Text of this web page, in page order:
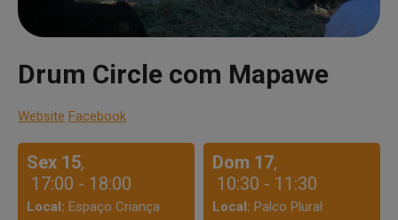
Drum Circle com Mapawe
Website Facebook
Sex 15,
17:00 - 18:00
Local: Espaço Criança
Dom 17,
10:30 - 11:30
Local: Palco Plural